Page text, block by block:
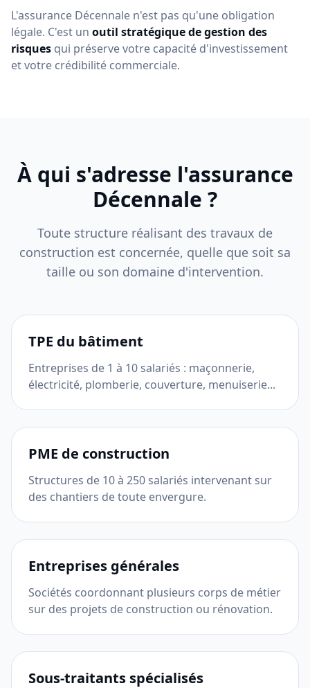
L'assurance Décennale n'est pas qu'une obligation
légale. C'est un outil stratégique de gestion des
risques qui préserve votre capacité d'investissement
et votre crédibilité commerciale.
À qui s'adresse l'assurance
Décennale ?
Toute structure réalisant des travaux de
construction est concernée, quelle que soit sa
taille ou son domaine d'intervention.
TPE du bâtiment
Entreprises de 1 à 10 salariés : maçonnerie,
électricité, plomberie, couverture, menuiserie...
PME de construction
Structures de 10 à 250 salariés intervenant sur
des chantiers de toute envergure.
Entreprises générales
Sociétés coordonnant plusieurs corps de métier
sur des projets de construction ou rénovation.
Sous-traitants spécialisés